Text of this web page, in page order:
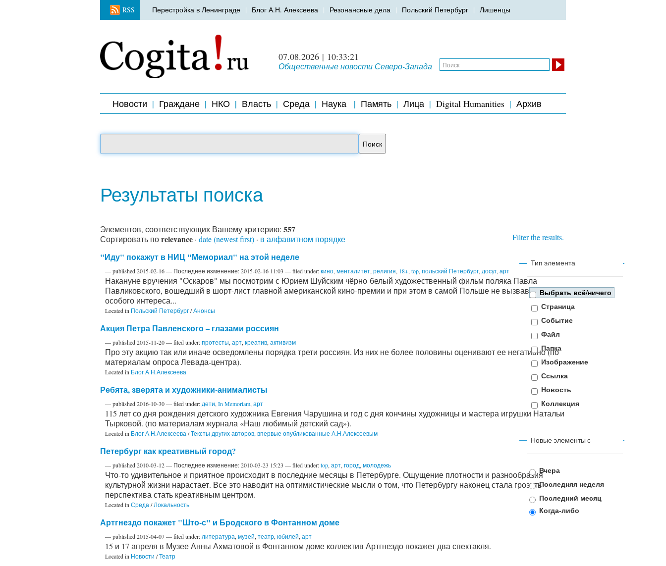
RSS Перестройка в Ленинграде Блог А.Н. Алексеева Резонансные дела Польский Петербург Лишенцы
07.08.2026 | 10:33:21
Общественные новости Северо-Запада
Новости Граждане НКО Власть Среда Наука Память Лица Digital Humanities Архив
Результаты поиска
Элементов, соответствующих Вашему критерию: 557
Filter the results.
Тип элемента
Выбрать всё/ничего
Страница
Событие
Файл
Папка
Изображение
Ссылка
Новость
Коллекция
Новые элементы с
Вчера
Последняя неделя
Последний месяц
Когда-либо
Сортировать поrelevance · date (newest first) · в алфавитном порядке
"Иду" покажут в НИЦ "Мемориал" на этой неделе
—published2015-02-16— Последнее изменение:2015-02-16 11:03 — filed under:кино, менталитет, религия, 18+, top, польский Петербург, досуг, арт
Накануне вручения "Оскаров" мы посмотрим с Юрием Шуйским чёрно-белый художественный фильм поляка Павла
Павликовского, вошедший в шорт-лист главной американской кино-премии и при этом в самой Польше не вызвавший
особого интереса...
Located in Польский Петербург/Анонсы
Акция Петра Павленского – глазами россиян
—published2015-11-20— filed under:протесты, арт, креатив, активизм
Про эту акцию так или иначе осведомлены порядка трети россиян. Из них не более половины оценивают ее негативно (по
материалам опроса Левада-центра).
Located in Блог А.Н.Алексеева
Ребята, зверята и художники-анималисты
—published2016-10-30— filed under: дети, In Memoriam, арт
115 лет со дня рождения детского художника Евгения Чарушина и год с дня кончины художницы и мастера игрушки Натальи
Тырковой. (по материалам журнала «Наш любимый детский сад»).
Located in Блог А.Н.Алексеева /Тексты других авторов, впервые опубликованные А.Н.Алексеевым
Петербург как креативный город?
—published2010-03-12— Последнее изменение:2010-03-23 15:23 — filed under:top, арт, город, молодежь
Что-то удивительное и приятное происходит в последние месяцы в Петербурге. Ощущение плотности и разнообразия
культурной жизни нарастает. Все это наводит на оптимистические мысли о том, что Петербургу наконец стала грозить
перспектива стать креативным центром.
Located in Среда /Локальность
Артгнездо покажет "Што-с" и Бродского в Фонтанном доме
—published2015-04-07— filed under: литература, музей, театр, юбилей, арт
15 и 17 апреля в Музее Анны Ахматовой в Фонтанном доме коллектив Артгнездо покажет два спектакля.
Located in Новости /Театр